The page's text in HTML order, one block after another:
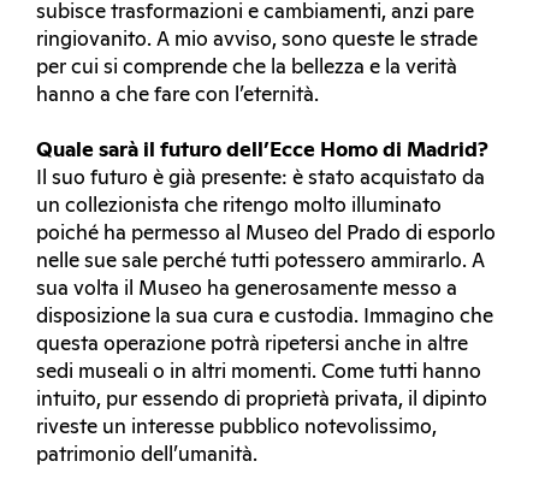
subisce trasformazioni e cambiamenti, anzi pare
ringiovanito. A mio avviso, sono queste le strade
per cui si comprende che la bellezza e la verità
hanno a che fare con l’eternità.
Quale sarà il futuro dell’Ecce Homo di Madrid?
Il suo futuro è già presente: è stato acquistato da
un collezionista che ritengo molto illuminato
poiché ha permesso al Museo del Prado di esporlo
nelle sue sale perché tutti potessero ammirarlo. A
sua volta il Museo ha generosamente messo a
disposizione la sua cura e custodia. Immagino che
questa operazione potrà ripetersi anche in altre
sedi museali o in altri momenti. Come tutti hanno
intuito, pur essendo di proprietà privata, il dipinto
riveste un interesse pubblico notevolissimo,
patrimonio dell’umanità.